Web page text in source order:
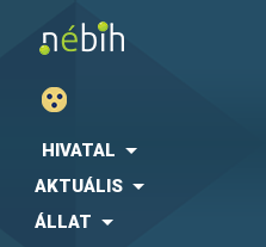
HIVATAL
AKTUÁLIS
ÁLLAT